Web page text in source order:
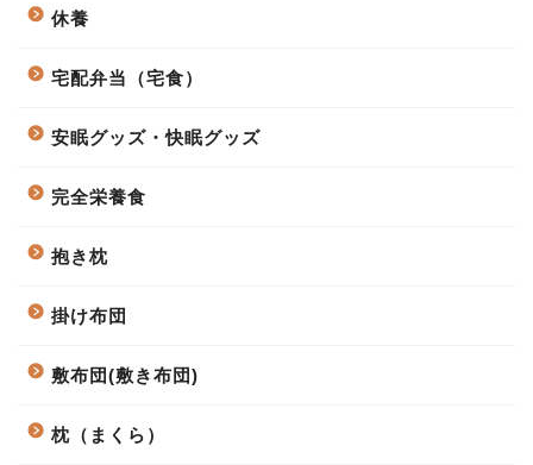
休養
宅配弁当（宅食）
安眠グッズ・快眠グッズ
完全栄養食
抱き枕
掛け布団
敷布団(敷き布団)
枕（まくら）